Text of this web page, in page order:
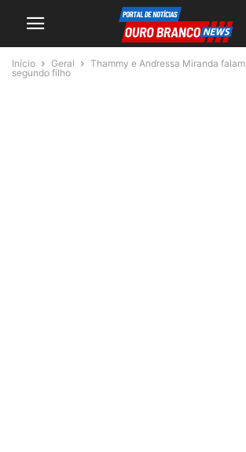
Início Geral
Thammy e Andressa Miranda
segundo filho